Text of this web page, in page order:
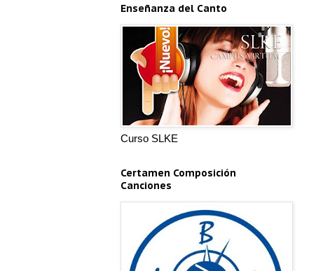
Enseñanza del Canto
Curso SLKE
Certamen Composición
Canciones